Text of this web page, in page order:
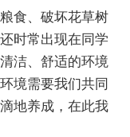
食、破坏花草树
时常出现在同学
洁、舒适的环境
境需要我们共同
地养成，在此我